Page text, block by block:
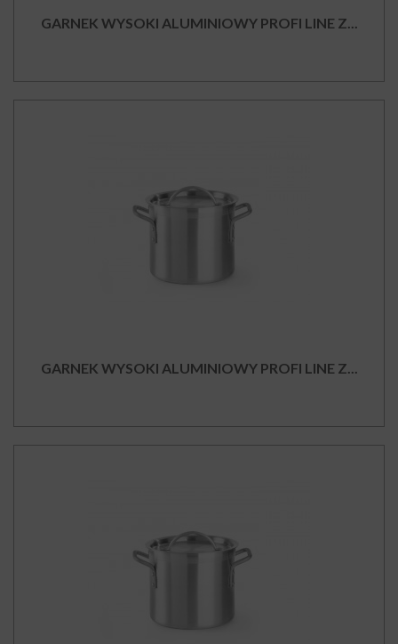
GARNEK WYSOKI ALUMINIOWY PROFI LINE Z...
GARNEK WYSOKI ALUMINIOWY PROFI LINE Z...